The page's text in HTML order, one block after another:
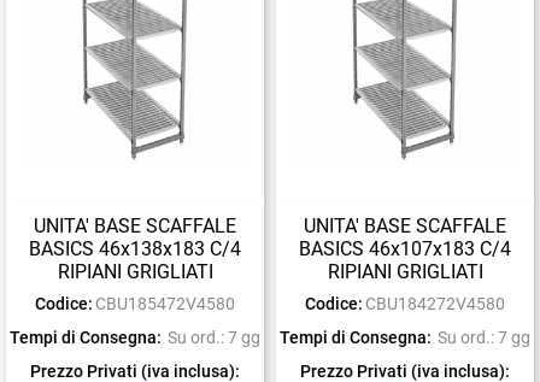
UNITA' BASE SCAFFALE
BASICS 46x138x183 C/4
RIPIANI GRIGLIATI
Codice: CBU185472V4580
Tempi di Consegna: Su ord.: 7 gg
Prezzo Privati (iva inclusa):
UNITA' BASE SCAFFALE
BASICS 46x107x183 C/4
RIPIANI GRIGLIATI
Codice: CBU184272V4580
Tempi di Consegna: Su ord.: 7 gg
Prezzo Privati (iva inclusa):